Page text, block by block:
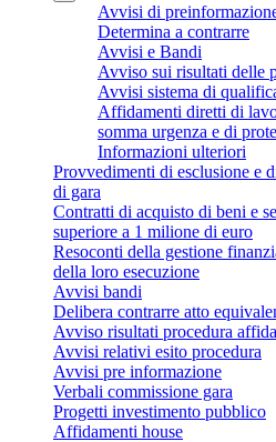
Avvisi di
Determina a contrarre
Avvisi e Bandi
Avviso sui risultati delle
Avvisi sistema di
Affidamenti diretti di
somma urgenza e di
Informazioni ulteriori
Provvedimenti di esclusione e
di gara
Contratti di acquisto di beni e
superiore a 1 milione di euro
Resoconti della gestione
della loro esecuzione
Avvisi bandi
Delibera contrarre atto
Avviso risultati procedura
Avvisi relativi esito procedura
Avvisi pre informazione
Verbali commissione gara
Progetti investimento pubblico
Affidamenti house